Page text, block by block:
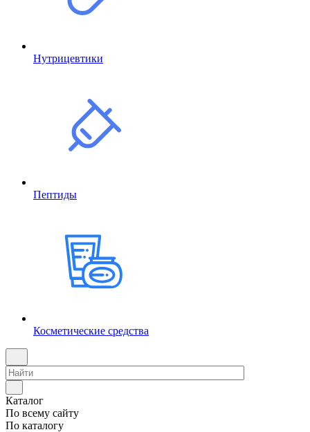
Нутрицевтики
Пептиды
Косметические средства
Каталог
По всему сайту
По каталогу